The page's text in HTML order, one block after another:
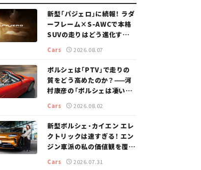
新型「パジェロ」に続報！ ラダ
ーフレーム×S-AWCで本格
SUVの走りはどう進化する？
【新車ニュース】
Cars 2026.08.07
ポルシェは「PTV」で走りの
質をどう高めたのか？——河
村康彦の「ポルシェは凄い！」
Cars 2026.08.02
新型ポルシェ・カイエン エレ
クトリックは速すぎる！ エン
ジン車派の私の価値観を覆し
た、新しいポルシェの走り。
Cars 2026.07.31